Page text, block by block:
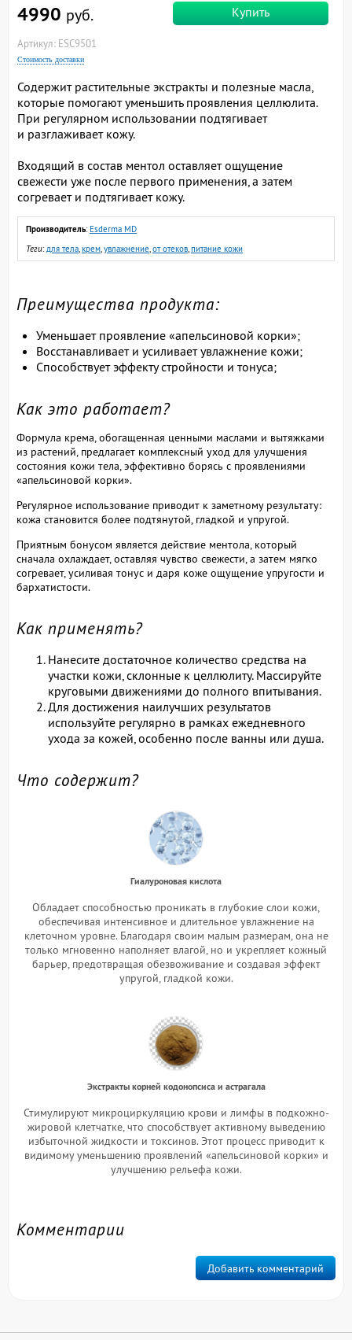
4990 руб. Купить
Артикул: ESC9501
Стоимость доставки
Содержит растительные экстракты и полезные масла,
которые помогают уменьшить проявления целлюлита.
При регулярном использовании подтягивает
и разглаживает кожу.
Входящий в состав ментол оставляет ощущение
свежести уже после первого применения, а затем
согревает и подтягивает кожу.
Производитель: Esderma MD
Теги:для тела,крем,увлажнение,от отеков,питание кожи
Преимущества продукта:
Уменьшает проявление «апельсиновой корки»;
Восстанавливает и усиливает увлажнение кожи;
Способствует эффекту стройности и тонуса;
Как это работает?
Формула крема, обогащенная ценными маслами и вытяжками
из растений, предлагает комплексный уход для улучшения
состояния кожи тела, эффективно борясь с проявлениями
«апельсиновой корки».
Регулярное использование приводит к заметному результату:
кожа становится более подтянутой, гладкой и упругой.
Приятным бонусом является действие ментола, который
сначала охлаждает, оставляя чувство свежести, а затем мягко
согревает, усиливая тонус и даря коже ощущение упругости и
бархатистости.
Как применять?
Нанесите достаточное количество средства на
участки кожи, склонные к целлюлиту. Массируйте
круговыми движениями до полного впитывания.
Для достижения наилучших результатов
используйте регулярно в рамках ежедневного
ухода за кожей, особенно после ванны или душа.
Что содержит?
Гиалуроновая кислота
Обладает способностью проникать в глубокие слои кожи,
обеспечивая интенсивное и длительное увлажнение на
клеточном уровне. Благодаря своим малым размерам, она не
только мгновенно наполняет влагой, но и укрепляет кожный
барьер, предотвращая обезвоживание и создавая эффект
упругой, гладкой кожи.
Экстракты корней кодонопсиса и астрагала
Стимулируют микроциркуляцию крови и лимфы в подкожно-
жировой клетчатке, что способствует активному выведению
избыточной жидкости и токсинов. Этот процесс приводит к
видимому уменьшению проявлений «апельсиновой корки» и
улучшению рельефа кожи.
Комментарии
Добавить комментарий